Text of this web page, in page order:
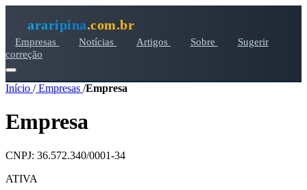
araripina.com.br
Empresas Notícias Artigos Sobre
Sugerir
correção
Início /Empresas /Empresa
Empresa
CNPJ: 36.572.340/0001-34
ATIVA